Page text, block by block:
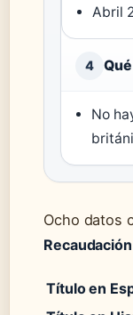
Abril
4
No
Ocho datos
Título en